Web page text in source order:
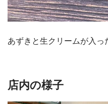
あずきと生クリームが入っ
店内の様子